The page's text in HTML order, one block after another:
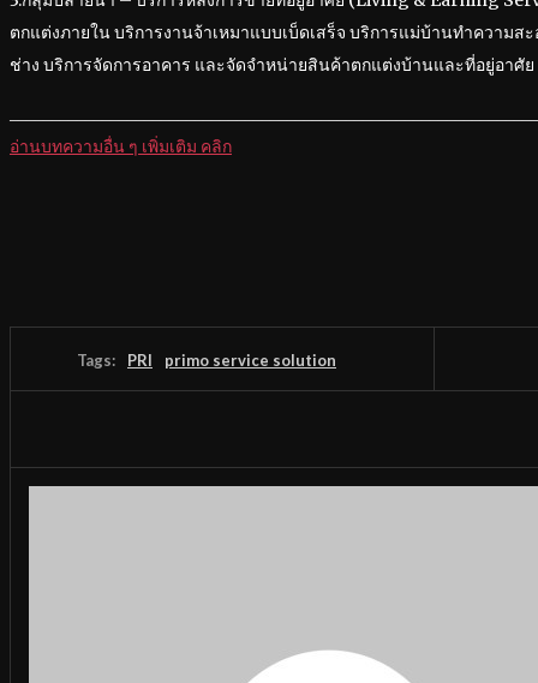
ตกแต่งภายใน บริการงานจ้าเหมาแบบเบ็ดเสร็จ บริการแม่บ้านทำความส
ช่าง บริการจัดการอาคาร และจัดจำหน่ายสินค้าตกแต่งบ้านและที่อยู่อาศั
อ่านบทความอื่น ๆ เพิ่มเติม คลิก
Tags: PRI primo service solution